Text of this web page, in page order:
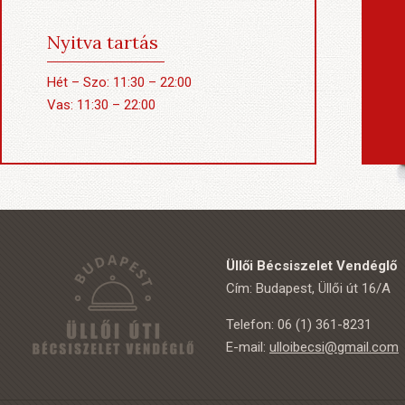
Nyitva tartás
Hét – Szo: 11:30 – 22:00
Vas: 11:30 – 22:00
Üllői Bécsiszelet Vendéglő
Cím: Budapest, Üllői út 16/A
Telefon: 06 (1) 361-8231
E-mail: ulloibecsi@gmail.com